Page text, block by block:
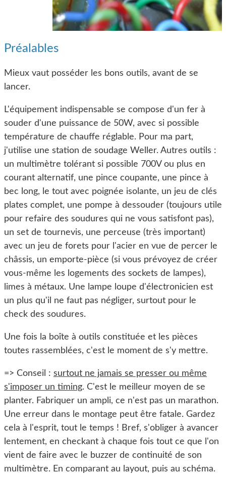
Préalables
Mieux vaut posséder les bons outils, avant de se
lancer.
L'équipement indispensable se compose d'un fer à
souder d'une puissance de 50W, avec si possible
température de chauffe réglable. Pour ma part,
j'utilise une station de soudage Weller. Autres outils :
un multimètre tolérant si possible 700V ou plus en
courant alternatif, une pince coupante, une pince à
bec long, le tout avec poignée isolante, un jeu de clés
plates complet, une pompe à dessouder (toujours utile
pour refaire des soudures qui ne vous satisfont pas),
un set de tournevis, une perceuse (très important)
avec un jeu de forets pour l'acier en vue de percer le
châssis, un emporte-pièce (si vous prévoyez de créer
vous-même les logements des sockets de lampes),
limes à métaux. Une lampe loupe d'électronicien est
un plus qu'il ne faut pas négliger, surtout pour le
check des soudures.
Une fois la boîte à outils constituée et les pièces
toutes rassemblées, c'est le moment de s'y mettre.
=> Conseil : surtout ne jamais se presser ou même
s'imposer un timing. C'est le meilleur moyen de se
planter. Fabriquer un ampli, ce n'est pas un marathon.
Une erreur dans le montage peut être fatale. Gardez
cela à l'esprit, tout le temps ! Bref, s'obliger à avancer
lentement, en checkant à chaque fois tout ce que l'on
vient de faire avec le buzzer de continuité de son
multimètre. En comparant au layout, puis au schéma.